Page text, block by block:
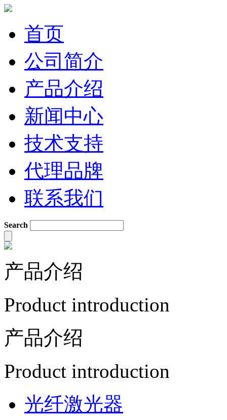
首页
公司简介
产品介绍
新闻中心
技术支持
代理品牌
联系我们
Search
产品介绍
Product introduction
产品介绍
Product introduction
光纤激光器